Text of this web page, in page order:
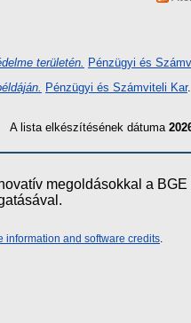
területén. Pénzügyi és
Pénzügyi és Számviteli Kar.
A lista elkészítésének dátuma
megoldásokkal a
information and software credits